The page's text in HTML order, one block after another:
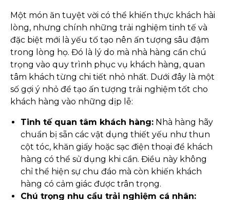
Một món ăn tuyệt vời có thể khiến thực khách hài
lòng, nhưng chính những trải nghiệm tinh tế và
đặc biệt mới là yếu tố tạo nên ấn tượng sâu đậm
trong lòng họ. Đó là lý do mà nhà hàng cần chú
trọng vào quy trình phục vụ khách hàng, quan
tâm khách từng chi tiết nhỏ nhất. Dưới đây là một
số gợi ý nhỏ để tạo ấn tượng trải nghiệm tốt cho
khách hàng vào những dịp lễ:
Tinh tế quan tâm khách hàng: Nhà hàng hãy
chuẩn bị sẵn các vật dụng thiết yếu như thun
cột tóc, khăn giấy hoặc sạc điện thoại để khách
hàng có thể sử dụng khi cần. Điều này không
chỉ thể hiện sự chu đáo mà còn khiến khách
hàng có cảm giác được trân trọng.
Chú trọng nhu cầu trải nghiệm cá nhân: